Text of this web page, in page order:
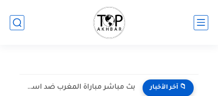
📁 آخر الأخبار بث مباشر مباراة المغرب ضد اسكتلندا في كأس العالم 2026...